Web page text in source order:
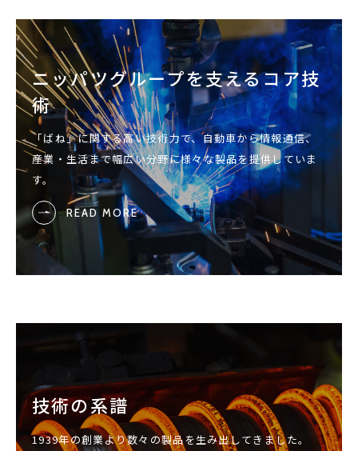
ニッパツグループを支えるコア技
術
「ばね」に関する高い技術力で、自動車から情報通信、
産業・生活まで幅広い分野に様々な製品を提供していま
す。
READ MORE
技術の系譜
1939年の創業より数々の製品を生み出してきました。